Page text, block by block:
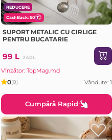
REDUCERE
CashBack: 50
SUPORT METALIC CU CIRLIGE
PENTRU BUCATARIE
99 L 240L
Vînzător: TopMag.md
0(0) Vândute: 1
Cumpără Rapid